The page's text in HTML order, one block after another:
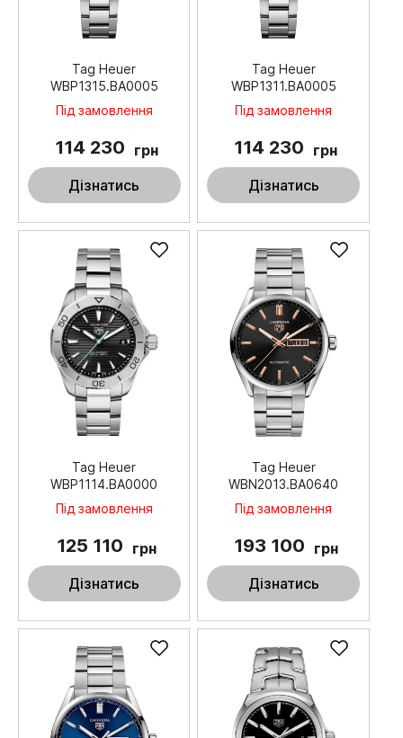
Tag Heuer
WBP1315.BA0005
Під замовлення
114 230 грн
Дізнатись
Tag Heuer
WBP1311.BA0005
Під замовлення
114 230 грн
Дізнатись
Tag Heuer
WBP1114.BA0000
Під замовлення
125 110 грн
Дізнатись
Tag Heuer
WBN2013.BA0640
Під замовлення
193 100 грн
Дізнатись